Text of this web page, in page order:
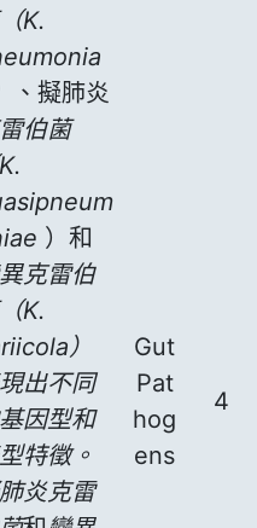
K.
、擬肺炎
伯菌
）和
克雷伯
K.
）
出不同
因型和
特徵。
炎克雷
Gut
Pat
hog
ens
4